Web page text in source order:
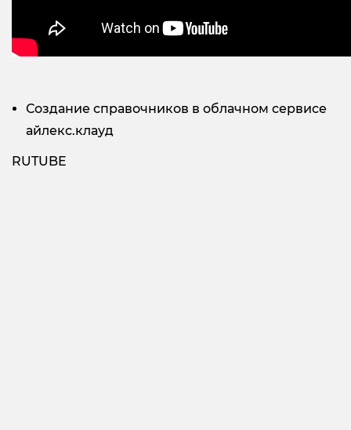
Создание справочников в облачном сервисе
айлекс.клауд
RUTUBE